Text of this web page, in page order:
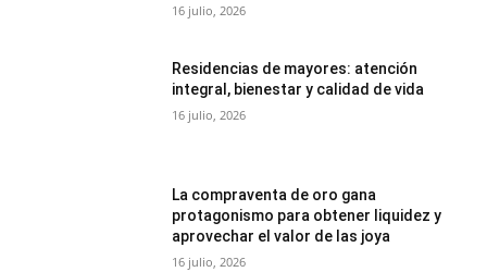
16 julio, 2026
Residencias de mayores: atención
integral, bienestar y calidad de vida
16 julio, 2026
La compraventa de oro gana
protagonismo para obtener liquidez y
aprovechar el valor de las joya
16 julio, 2026